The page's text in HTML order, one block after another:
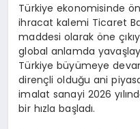
Türkiye ekonomisinde
ihracat kalemi Ticaret
maddesi olarak öne
global anlamda
Türkiye büyümeye
dirençli olduğu ani
imalat sanayi 2026
bir hızla başladı.